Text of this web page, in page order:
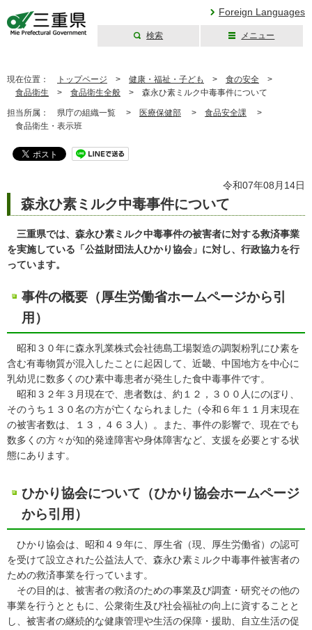
Foreign Languages
検索 メニュー
現在位置： トップページ > 健康・福祉・子ども > 食の安全 >
食品衛生 > 食品衛生全般 > 森永ひ素ミルク中毒事件について
担当所属： 県庁の組織一覧 > 医療保健部 > 食品安全課 >
食品衛生・表示班
令和07年08月14日
森永ひ素ミルク中毒事件について
三重県では、森永ひ素ミルク中毒事件の被害者に対する救済事業
を実施している「公益財団法人ひかり協会」に対し、行政協力を行
っています。
事件の概要（厚生労働省ホームページから引
用）
昭和３０年に森永乳業株式会社徳島工場製造の調製粉乳にひ素を
含む有毒物質が混入したことに起因して、近畿、中国地方を中心に
乳幼児に数多くのひ素中毒患者が発生した食中毒事件です。
昭和３２年３月現在で、患者数は、約１２，３００人にのぼり、
そのうち１３０名の方が亡くなられました（令和６年１１月末現在
の被害者数は、１３，４６３人）。また、事件の影響で、現在でも
数多くの方々が知的発達障害や身体障害など、支援を必要とする状
態にあります。
ひかり協会について（ひかり協会ホームページ
から引用）
ひかり協会は、昭和４９年に、厚生省（現、厚生労働省）の認可
を受けて設立された公益法人で、森永ひ素ミルク中毒事件被害者の
ための救済事業を行っています。
その目的は、被害者の救済のための事業及び調査・研究その他の
事業を行うとともに、公衆衛生及び社会福祉の向上に資することと
し、被害者の継続的な健康管理や生活の保障・援助、自立生活の促